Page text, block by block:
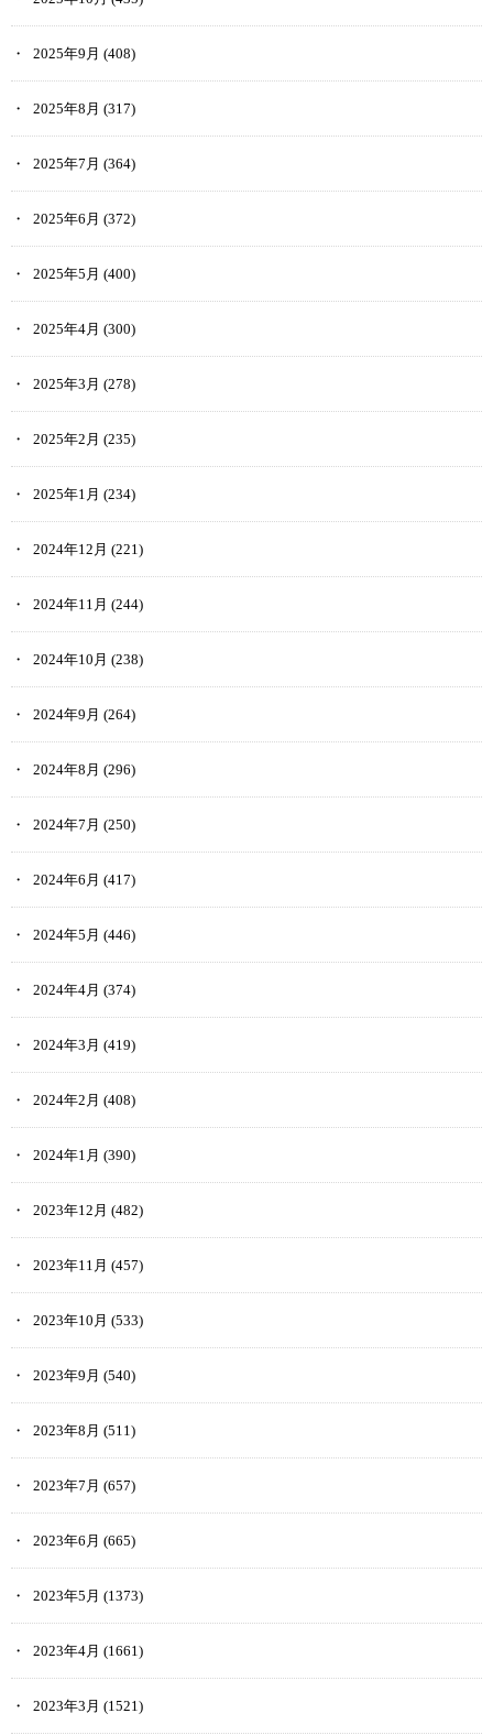
2025年9月 (408)
2025年8月 (317)
2025年7月 (364)
2025年6月 (372)
2025年5月 (400)
2025年4月 (300)
2025年3月 (278)
2025年2月 (235)
2025年1月 (234)
2024年12月 (221)
2024年11月 (244)
2024年10月 (238)
2024年9月 (264)
2024年8月 (296)
2024年7月 (250)
2024年6月 (417)
2024年5月 (446)
2024年4月 (374)
2024年3月 (419)
2024年2月 (408)
2024年1月 (390)
2023年12月 (482)
2023年11月 (457)
2023年10月 (533)
2023年9月 (540)
2023年8月 (511)
2023年7月 (657)
2023年6月 (665)
2023年5月 (1373)
2023年4月 (1661)
2023年3月 (1521)